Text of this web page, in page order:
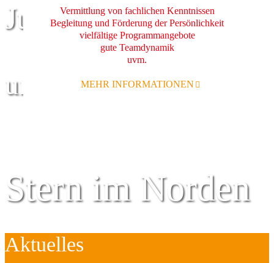
Jugend
und Familie
Stern im Norden
Vermittlung von fachlichen Kenntnissen
Begleitung und Förderung der Persönlichkeit
vielfältige Programmangebote
gute Teamdynamik
uvm.
MEHR INFORMATIONEN
Aktuelles